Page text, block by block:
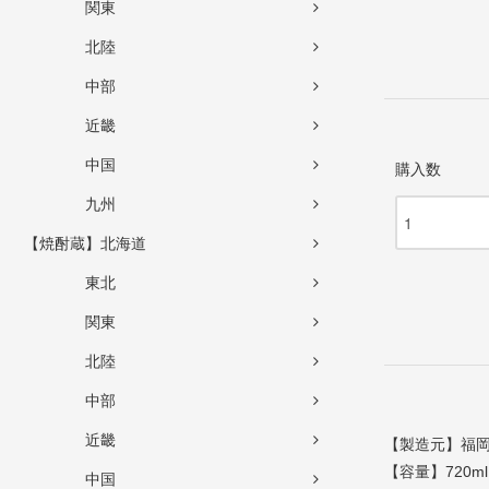
関東
北陸
中部
近畿
中国
九州
【焼酎蔵】北海道
東北
関東
北陸
中部
近畿
中国
購入数
【製造元】福
【容量】720ml